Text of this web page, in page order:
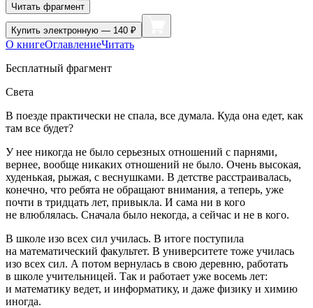
Читать фрагмент
Купить электронную — 140 ₽
О книгеОглавлениеЧитать
Бесплатный фрагмент
Света
В поезде практически не спала, все думала. Куда она едет, как
там все будет?
У нее никогда не было серьезных отношений с парнями,
вернее, вообще никаких отношений не было. Очень высокая,
худенькая, рыжая, с веснушками. В детстве расстраивалась,
конечно, что ребята не обращают внимания, а теперь, уже
почти в тридцать лет, привыкла. И сама ни в кого
не влюблялась. Сначала было некогда, а сейчас и не в кого.
В школе изо всех сил училась. В итоге поступила
на математический факультет. В университете тоже училась
изо всех сил. А потом вернулась в свою деревню, работать
в школе учительницей. Так и работает уже восемь лет:
и математику ведет, и информатику, и даже физику и химию
иногда.